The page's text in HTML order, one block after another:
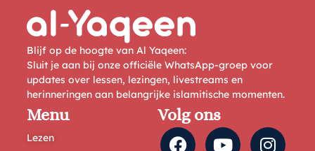
Blijf op de hoogte van Al Yaqeen:
Sluit je aan bij onze officiële WhatsApp-groep voor
updates over lessen, lezingen, livestreams en
herinneringen aan belangrijke islamitische momenten.
Menu
Lezen
Volg ons